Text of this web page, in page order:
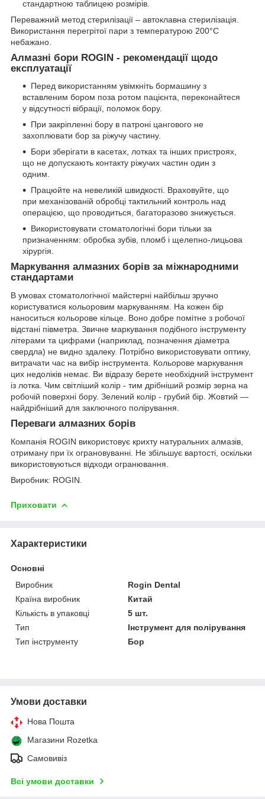
стандартною таблицею розмірів.
Переважний метод стерилізації – автоклавна стерилізація.
Використання перегрітої пари з температурою 200°С
небажано.
Алмазні бори ROGIN - рекомендації щодо
експлуатації
Перед використанням увімкніть бормашину з
вставленим бором поза ротом пацієнта, переконайтеся
у відсутності вібрації, поломок бору.
При закріпленні бору в патроні цангового не
захоплювати бор за ріжучу частину.
Бори зберігати в касетах, лотках та інших пристроях,
що не допускають контакту ріжучих частин один з
одним.
Працюйте на невеликій швидкості. Враховуйте, що
при механізованій обробці тактильний контроль над
операцією, що проводиться, багаторазово знижується.
Використовувати стоматологічні бори тільки за
призначенням: обробка зубів, пломб і щелепно-лицьова
хірургія.
Маркування алмазних борів за міжнародними
стандартами
В умовах стоматологічної майстерні найбільш зручно
користуватися кольоровим маркуванням. На кожен бір
наноситься кольорове кільце. Воно добре помітне з робочої
відстані півметра. Звичне маркування подібного інструменту
літерами та цифрами (наприклад, позначення діаметра
свердла) не видно здалеку. Потрібно використовувати оптику,
витрачати час на вибір інструмента. Кольорове маркування
цих недоліків немає. Ви відразу берете необхідний інструмент
із лотка. Чим світліший колір - тим дрібніший розмір зерна на
робочій поверхні бору. Зелений колір - грубий бір. Жовтий —
найдрібніший для заключного полірування.
Переваги алмазних борів
Компанія ROGIN використовує крихту натуральних алмазів,
отриману при їх ограновуванні. Не збільшує вартості, оскільки
використовуються відходи огранювання.
Виробник: ROGIN.
Приховати
Характеристики
Основні
Виробник
Rogin Dental
Країна виробник
Китай
Кількість в упаковці
5 шт.
Тип
Інструмент для полірування
Тип інструменту
Бор
Умови доставки
Нова Пошта
Магазини Rozetka
Самовивіз
Всі умови доставки